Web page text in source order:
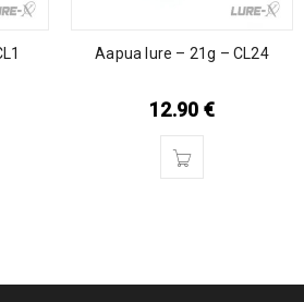
Aapua lure – 21g – CL24
12.90 €